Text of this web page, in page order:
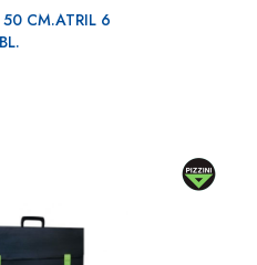
CM.ATRIL 6